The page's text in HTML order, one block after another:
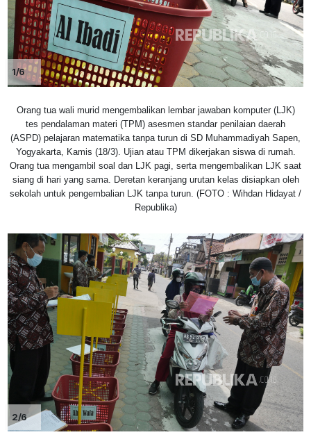
1/6
Orang tua wali murid mengembalikan lembar jawaban komputer (LJK)
tes pendalaman materi (TPM) asesmen standar penilaian daerah
(ASPD) pelajaran matematika tanpa turun di SD Muhammadiyah Sapen,
Yogyakarta, Kamis (18/3). Ujian atau TPM dikerjakan siswa di rumah.
Orang tua mengambil soal dan LJK pagi, serta mengembalikan LJK saat
siang di hari yang sama. Deretan keranjang urutan kelas disiapkan oleh
sekolah untuk pengembalian LJK tanpa turun. (FOTO : Wihdan Hidayat /
Republika)
2/6